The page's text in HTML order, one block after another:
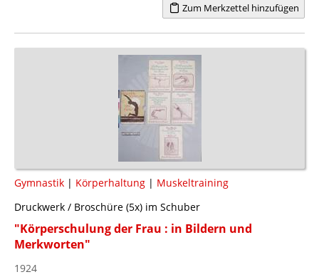
Zum Merkzettel hinzufügen
Gymnastik | Körperhaltung | Muskeltraining
Druckwerk / Broschüre (5x) im Schuber
"Körperschulung der Frau : in Bildern und
Merkworten"
1924